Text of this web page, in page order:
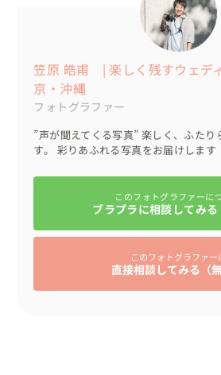
▷沖縄1日プランの魅力
沖縄を1日かけて巡り、遊び尽くし
方には、このプランがおすすめ。
・時間無制限（おふたりにやりたい
・ドローン撮影あり（ダイナミック
・丁寧な事前打ち合わせ（準備段階
・ドレス・ヘアメイク紹介可能
・ 追加料金なし
ネイチャーガイドの経験から、おす
ットのご相談も承ります。
日程が決まっていなくても大丈夫で
ふたりの理想を聞かせてください！
※星空撮影は月齢によって実施でき
気軽にお問い合わせください。
笠原 皓甫 | 楽しく残すウェデ
京・沖縄
フォトグラファー
”声が聞えてくる写真” 楽しく、ふたり
す。 彩りあふれる写真をお届けします
このフォトグラファーに
ブラプラに相談してみる
このフォトグラファー
直接相談してみる（無